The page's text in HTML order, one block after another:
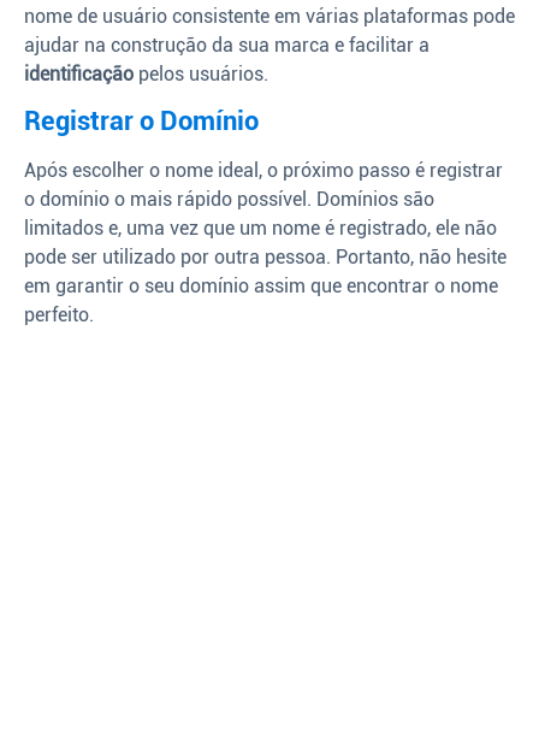
nome de usuário consistente em várias plataformas pode
ajudar na construção da sua marca e facilitar a
identificação pelos usuários.
Registrar o Domínio
Após escolher o nome ideal, o próximo passo é registrar
o domínio o mais rápido possível. Domínios são
limitados e, uma vez que um nome é registrado, ele não
pode ser utilizado por outra pessoa. Portanto, não hesite
em garantir o seu domínio assim que encontrar o nome
perfeito.